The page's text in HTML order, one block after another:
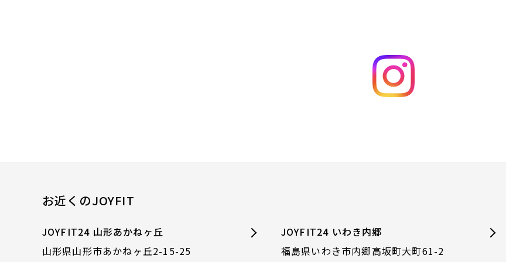
お近くのJOYFIT
JOYFIT24 山形あかねヶ丘
山形県山形市あかねヶ丘2-15-25
JOYFIT24 いわき内郷
福島県いわき市内郷高坂町大町61-2